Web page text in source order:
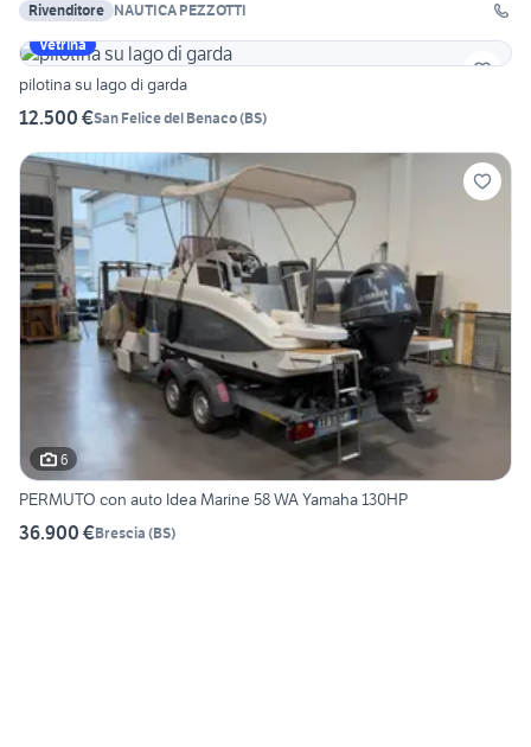
Rivenditore NAUTICA PEZZOTTI
Vetrina
pilotina su lago di garda
12.500 €San Felice del Benaco(BS)
6
PERMUTO con auto Idea Marine 58 WA Yamaha 130HP
36.900 €Brescia (BS)